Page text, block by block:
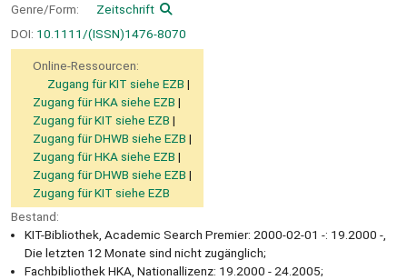
Genre/Form:
Zeitschrift
DOI: 10.1111/(ISSN)1476-8070
Online-Ressourcen:
Zugang für KIT siehe EZB
Zugang für HKA siehe EZB
Zugang für KIT siehe EZB
Zugang für DHWB siehe EZB
Zugang für HKA siehe EZB
Zugang für DHWB siehe EZB
Zugang für KIT siehe EZB
Bestand:
KIT-Bibliothek, Academic Search Premier: 2000-02-01 -: 19.2000 -,
Die letzten 12 Monate sind nicht zugänglich;
Fachbibliothek HKA, Nationallizenz: 19.2000 - 24.2005;